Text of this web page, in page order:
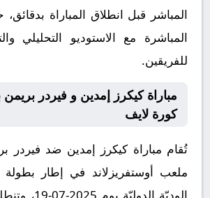
المباشر قبل انطلاق المباراة بدقائق،
المباشرة مع الاستوديو التحليلي
للفريقين.
مباراة كيكرز إمدين و فيردر
كورة لايف
تُقام مباراة كيكرز إمدين ضد
ملعب أوستفريزلاند في إطار بطولة